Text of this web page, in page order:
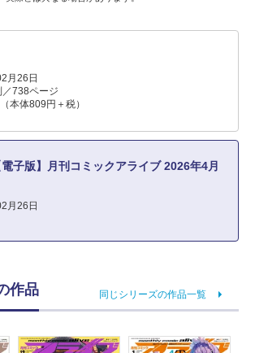
月26日
738ページ
本体809円＋税）
子版】月刊コミックアライブ 2026年4月
月26日
作品 同じシリーズの作品一覧